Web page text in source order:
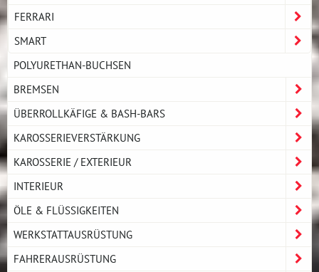
FERRARI
SMART
POLYURETHAN-BUCHSEN
BREMSEN
ÜBERROLLKÄFIGE & BASH-BARS
KAROSSERIEVERSTÄRKUNG
KAROSSERIE / EXTERIEUR
INTERIEUR
ÖLE & FLÜSSIGKEITEN
WERKSTATTAUSRÜSTUNG
FAHRERAUSRÜSTUNG